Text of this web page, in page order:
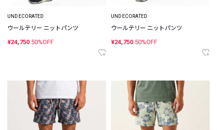
UNDECORATED
ウールテリー ニットパンツ
¥24,750 50%OFF
UNDECORATED
ウールテリー ニットパンツ
¥24,750 50%OFF